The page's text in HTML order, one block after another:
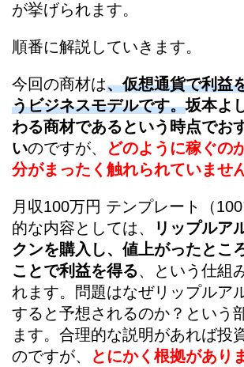
が挙げられます。
順番に解説していきます。
今回の商材は、仮想通貨で利益
うビジネスモデルです。坂本よ
わる商材であるという時点でお
いのですが、
どのように稼ぐの
分がまったく触れられていませ
月収100万円 テンプレート（
的な内容としては、
リップルア
クンを購入し、値上がったとこ
ことで利益を得る、という仕組
れます。問題はなぜリップルア
すると予想されるのか？という
ます。合理的な説明があれば投
のですが、
とにかく根拠があり